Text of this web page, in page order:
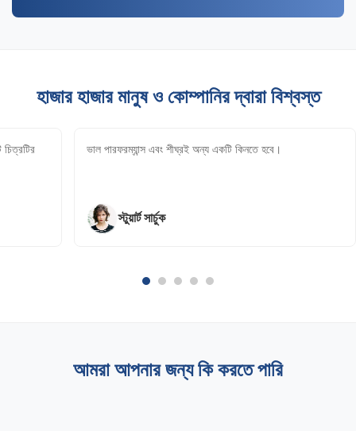
হাজার হাজার মানুষ ও কোম্পানির দ্বারা বিশ্বস্ত
ভাল পারফরম্যান্স এবং শীঘ্রই অন্য একটি কিনতে হবে।
স্টুয়ার্ট সার্চুক
আমরা আপনার জন্য কি করতে পারি